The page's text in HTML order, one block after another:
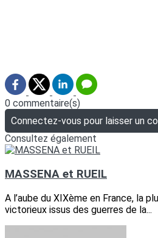
0 commentaire(s)
Connectez-vous pour laisser un
Consultez également
MASSENA et RUEIL
A l’aube du XIXème en France, la
victorieux issus des guerres de la...